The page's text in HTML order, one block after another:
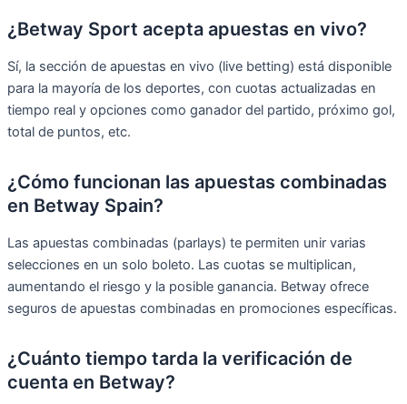
¿Betway Sport acepta apuestas en vivo?
Sí, la sección de apuestas en vivo (live betting) está disponible
para la mayoría de los deportes, con cuotas actualizadas en
tiempo real y opciones como ganador del partido, próximo gol,
total de puntos, etc.
¿Cómo funcionan las apuestas combinadas
en Betway Spain?
Las apuestas combinadas (parlays) te permiten unir varias
selecciones en un solo boleto. Las cuotas se multiplican,
aumentando el riesgo y la posible ganancia. Betway ofrece
seguros de apuestas combinadas en promociones específicas.
¿Cuánto tiempo tarda la verificación de
cuenta en Betway?